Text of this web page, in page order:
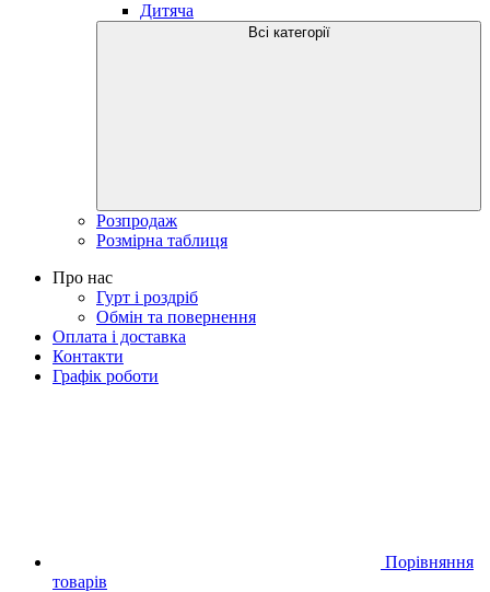
Дитяча
Всі категорії
Розпродаж
Розмірна таблиця
Про нас
Гурт і роздріб
Обмін та повернення
Оплата і доставка
Контакти
Графік роботи
Порівняння
товарів